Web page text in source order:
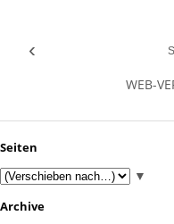
‹
WEB-
Seiten
▼
Archive